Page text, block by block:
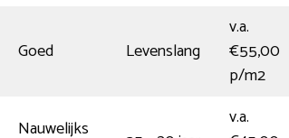
Goed Levenslang
v.a.
€55,00
p/m2
Nauwelijks
v.a.